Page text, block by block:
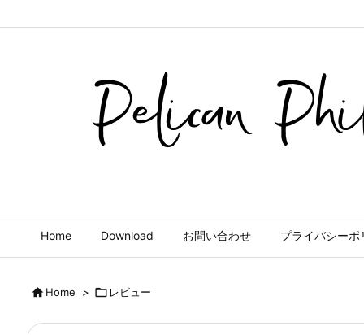
Home Download お問い合わせ プライバシーポ
Home >  レビュー